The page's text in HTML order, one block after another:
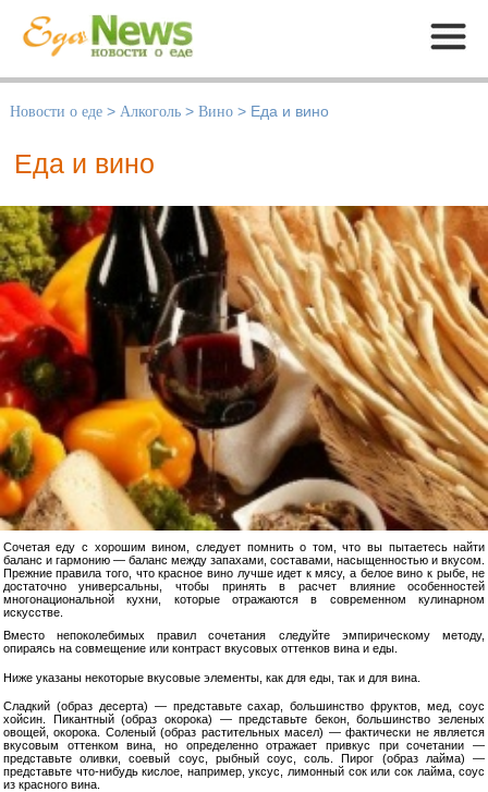
Меню
Новости о еде > Алкоголь > Вино > Еда и вино
Еда и вино
Сочетая еду с хорошим вином, следует помнить о том, что вы пытаетесь найти
баланс и гармонию — баланс между запахами, составами, насыщенностью и вкусом.
Прежние правила того, что красное вино лучше идет к мясу, а белое вино к рыбе, не
достаточно универсальны, чтобы принять в расчет влияние особенностей
многонациональной кухни, которые отражаются в современном кулинарном
искусстве.
Вместо непоколебимых правил сочетания следуйте эмпирическому методу,
опираясь на совмещение или контраст вкусовых оттенков вина и еды.
Ниже указаны некоторые вкусовые элементы, как для еды, так и для вина.
Сладкий (образ десерта) — представьте сахар, большинство фруктов, мед, соус
хойсин. Пикантный (образ окорока) — представьте бекон, большинство зеленых
овощей, окорока. Соленый (образ растительных масел) — фактически не является
вкусовым оттенком вина, но определенно отражает привкус при сочетании —
представьте оливки, соевый соус, рыбный соус, соль. Пирог (образ лайма) —
представьте что-нибудь кислое, например, уксус, лимонный сок или сок лайма, соус
из красного вина.